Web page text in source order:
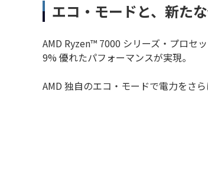
エコ・モードと、新た
AMD Ryzen™ 7000 シリーズ・プロセ
9% 優れたパフォーマンスが実現。
AMD 独自のエコ・モードで電力をさ